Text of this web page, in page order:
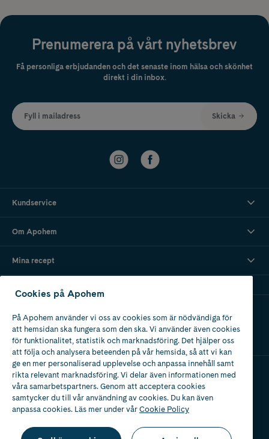
Prenumerera på vårt nyhetsbrev
Få personliga erbjudanden och det senaste inom hälsa och skönhet
direkt i din inbox.
Fyll i mailadress Skicka
Kundservice
Om Apohem
Mina recept
Apotek med tillstånd
av Läkemedelsverket
Cookies på Apohem
På Apohem använder vi oss av cookies som är nödvändiga för
att hemsidan ska fungera som den ska. Vi använder även cookies
för funktionalitet, statistik och marknadsföring. Det hjälper oss
att följa och analysera beteenden på vår hemsida, så att vi kan
ge en mer personaliserad upplevelse och anpassa innehåll samt
rikta relevant marknadsföring. Vi delar även informationen med
våra samarbetspartners. Genom att acceptera cookies
samtycker du till vår användning av cookies. Du kan även
anpassa cookies. Läs mer under vårCookie Policy